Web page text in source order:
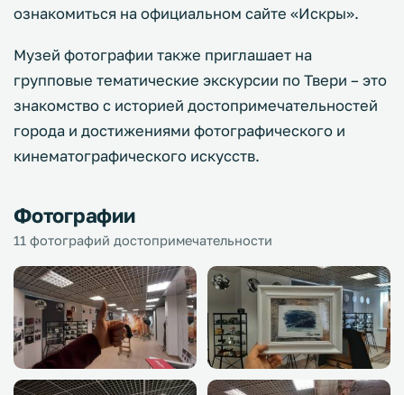
ознакомиться на официальном сайте «Искры».
Музей фотографии также приглашает на
групповые тематические экскурсии по Твери – это
знакомство с историей достопримечательностей
города и достижениями фотографического и
кинематографического искусств.
Фотографии
11 фотографий достопримечательности